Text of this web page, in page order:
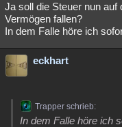
Philosophie Träume
Musik
Besucht
Ja soll die Steuer nun
Vermögen fallen?
In dem Falle höre ich
eckhart
Trapper schrieb:
In dem Falle höre ich